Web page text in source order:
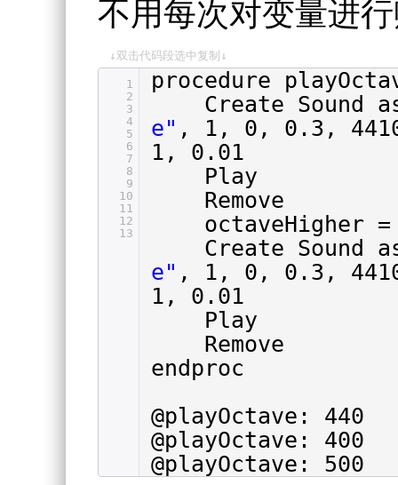
不用每次对变量进
↓双击代码段选中复制↓
1
2
3
4
5
6
7
8
9
10
11
12
13
procedure
Create Sound
e" , 1, 0, 0.3,
1, 0.01
Play
Remove
octaveHigher
Create Sound
e" , 1, 0, 0.3,
1, 0.01
Play
Remove
endproc
@playOctave: 440
@playOctave: 400
@playOctave: 500